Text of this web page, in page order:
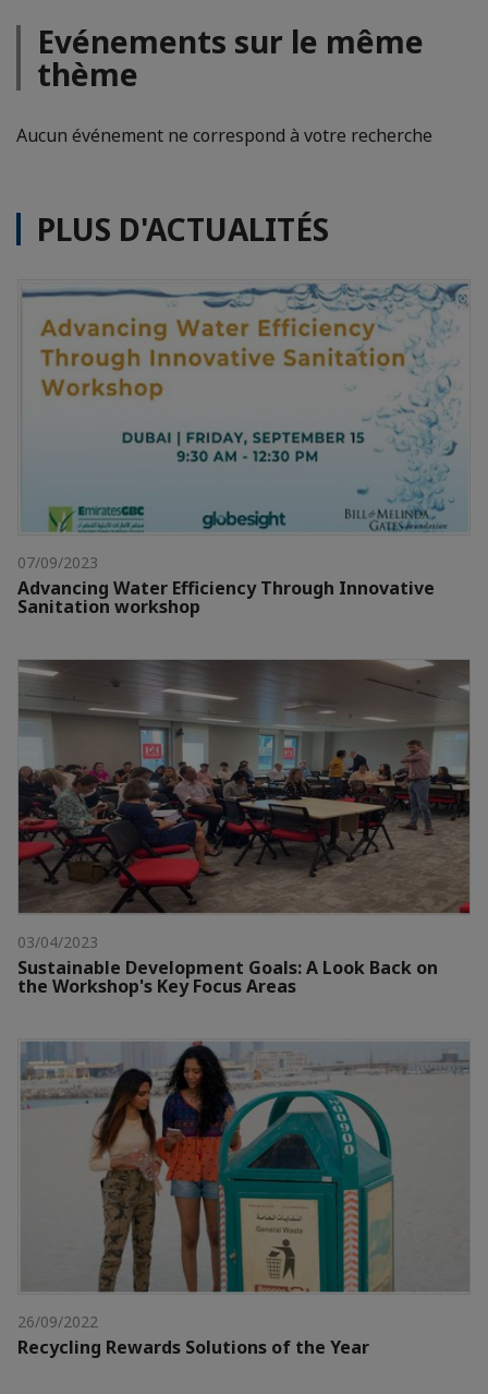
Evénements sur le même
thème
Aucun événement ne correspond à votre recherche
PLUS D'ACTUALITÉS
07/09/2023
Advancing Water Efficiency Through Innovative
Sanitation workshop
03/04/2023
Sustainable Development Goals: A Look Back on
the Workshop's Key Focus Areas
26/09/2022
Recycling Rewards Solutions of the Year